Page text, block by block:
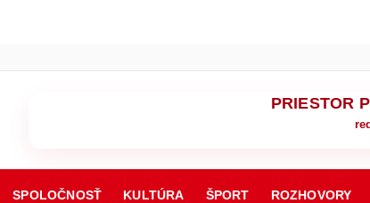
PRIESTOR
SPOLOČNOSŤ KULTÚRA ŠPORT ROZHOVORY